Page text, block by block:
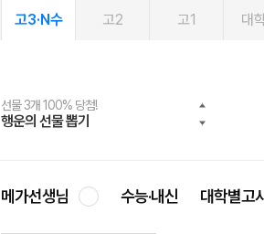
고3·N수 고2 고1 대
선물 3개 100% 당첨!
행운의 선물 뽑기
선물 100% 증정!
메가스터디 X 올리브
여름방학 스터디 캐시백
메가런 썸머스쿨
2027 러셀 단과
강사 공개선발
스마트러닝앱
설문 EVENT
메가패스
3일 무료 체험권
메가패스 수강생 무료혜택!
메가클럽 멤버십
사회공헌 캠페인
희망이룸 메가나눔
메가선생님 수능·내신 대학별고